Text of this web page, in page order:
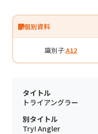
個別資料
識別子:A12
タイトル
トライアングラー
別タイトル
Try! Angler